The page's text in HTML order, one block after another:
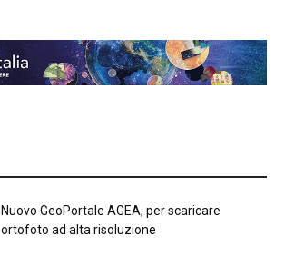
Nuovo GeoPortale AGEA, per scaricare
ortofoto ad alta risoluzione